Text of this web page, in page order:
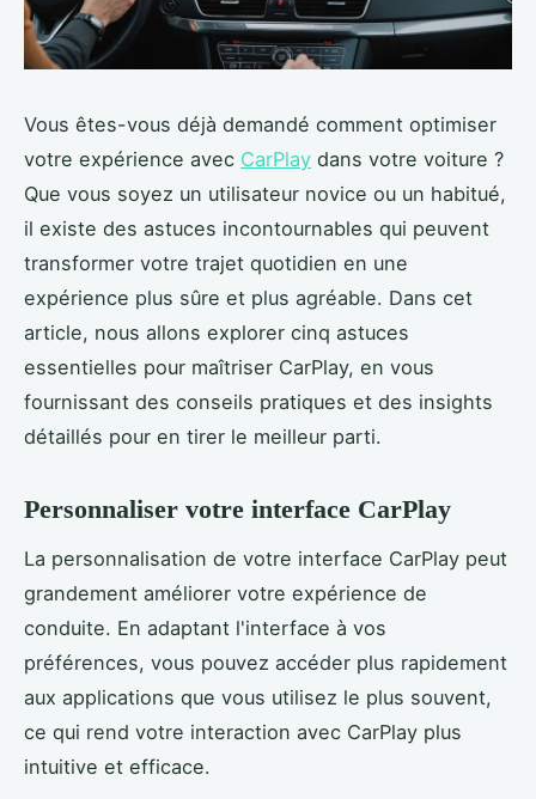
Vous êtes-vous déjà demandé comment optimiser
votre expérience avec CarPlay dans votre voiture ?
Que vous soyez un utilisateur novice ou un habitué,
il existe des astuces incontournables qui peuvent
transformer votre trajet quotidien en une
expérience plus sûre et plus agréable. Dans cet
article, nous allons explorer cinq astuces
essentielles pour maîtriser CarPlay, en vous
fournissant des conseils pratiques et des insights
détaillés pour en tirer le meilleur parti.
Personnaliser votre interface CarPlay
La personnalisation de votre interface CarPlay peut
grandement améliorer votre expérience de
conduite. En adaptant l'interface à vos
préférences, vous pouvez accéder plus rapidement
aux applications que vous utilisez le plus souvent,
ce qui rend votre interaction avec CarPlay plus
intuitive et efficace.